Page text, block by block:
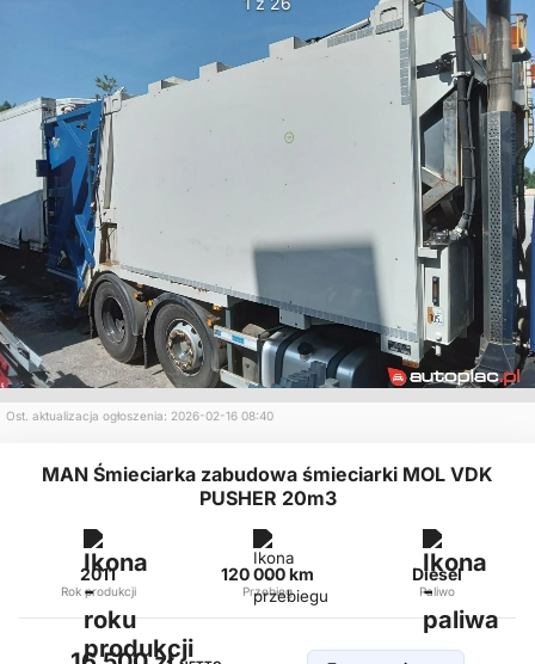
Ost. aktualizacja ogłoszenia: 2026-02-16 08:40
MAN Śmieciarka zabudowa śmieciarki MOL VDK
PUSHER 20m3
2011
Rok produkcji
120 000 km
Przebieg
Diesel
Paliwo